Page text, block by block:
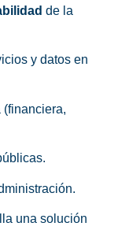
de la
y datos en
una solución